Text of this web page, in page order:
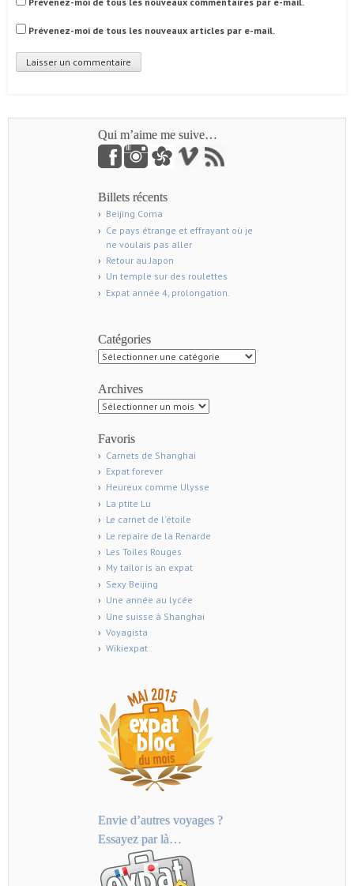
Prévenez-moi de tous les nouveaux articles par e-mail.
Qui m’aime me suive…
Billets récents
Beijing Coma
Ce pays étrange et effrayant où je
ne voulais pas aller
Retour au Japon
Un temple sur des roulettes
Expat année 4, prolongation.
Catégories
Catégories
Archives
Archives
Favoris
Carnets de Shanghai
Expat forever
Heureux comme Ulysse
La ptite Lu
Le carnet de l'étoile
Le repaire de la Renarde
Les Toiles Rouges
My tailor is an expat
Sexy Beijing
Une année au lycée
Une suisse à Shanghai
Voyagista
Wikiexpat
Envie d’autres voyages ?
Essayez par là…